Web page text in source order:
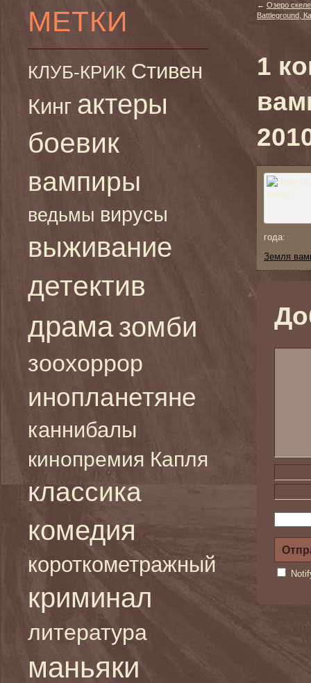
МЕТКИ
КЛУБ-КРИК Стивен
Кинг актеры
боевик
вампиры
ведьмы вирусы
выживание
детектив
драма зомби
зоохоррор
инопланетяне
каннибалы
кинопремия Капля
классика
комедия
короткометражный
криминал
литература
маньяки
← Озеро
Battleground,
1
года:
Земля